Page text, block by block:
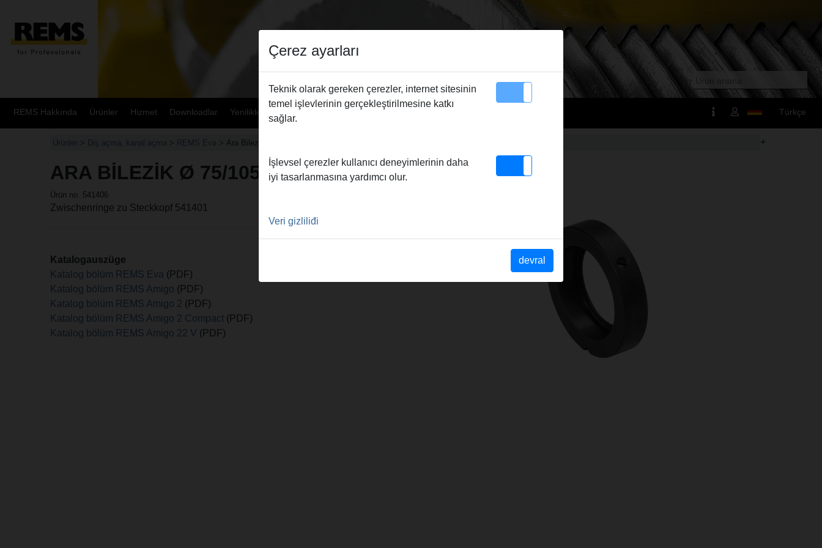
REMS Hakkında Ürünler Hizmet Downloadlar Yenilikler Site Haritası Irtibat Türkçe
Ürünler > Diş açma, kanal açma > REMS Eva > Ara Bilezik Ø 75/105 +
ARA BILEZIK Ø 75/105
Ürün no. 541406
Zwischenringe zu Steckkopf 541401
Katalogauszüge
Katalog bölüm REMS Eva (PDF)
Katalog bölüm REMS Amigo (PDF)
Katalog bölüm REMS Amigo 2 (PDF)
Katalog bölüm REMS Amigo 2 Compact (PDF)
Katalog bölüm REMS Amigo 22 V (PDF)
Çerez ayarları
Teknik olarak gereken çerezler, internet sitesinin
temel işlevlerinin gerçekleştirilmesine katkı
sağlar.
İşlevsel çerezler kullanıcı deneyimlerinin daha
iyi tasarlanmasına yardımcı olur.
Veri gizliliđi
devral